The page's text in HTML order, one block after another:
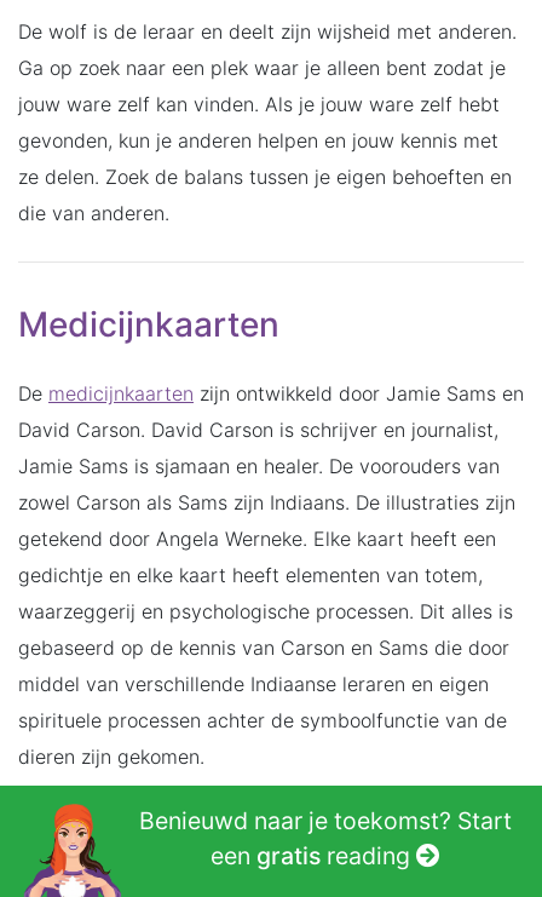
De wolf is de leraar en deelt zijn wijsheid met anderen.
Ga op zoek naar een plek waar je alleen bent zodat je
jouw ware zelf kan vinden. Als je jouw ware zelf hebt
gevonden, kun je anderen helpen en jouw kennis met
ze delen. Zoek de balans tussen je eigen behoeften en
die van anderen.
Medicijnkaarten
De medicijnkaarten zijn ontwikkeld door Jamie Sams en
David Carson. David Carson is schrijver en journalist,
Jamie Sams is sjamaan en healer. De voorouders van
zowel Carson als Sams zijn Indiaans. De illustraties zijn
getekend door Angela Werneke. Elke kaart heeft een
gedichtje en elke kaart heeft elementen van totem,
waarzeggerij en psychologische processen. Dit alles is
gebaseerd op de kennis van Carson en Sams die door
middel van verschillende Indiaanse leraren en eigen
spirituele processen achter de symboolfunctie van de
dieren zijn gekomen.
David Carson
David Carson schreef daarnaast het boek ‘De kracht
Benieuwd naar je toekomst? Start
een gratis reading